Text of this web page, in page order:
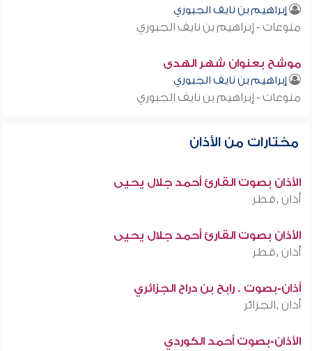
إبراهيم بن نايف الجبوري
منوعات - إبراهيم بن نايف الجبوري
موشح بعنوان شهر الهدى
إبراهيم بن نايف الجبوري
منوعات - إبراهيم بن نايف الجبوري
مختارات من الأذان
الأذان بصوت القارئ أحمد جلال يحيى
أذان ,قطر
الأذان بصوت القارئ أحمد جلال يحيى
أذان ,قطر
أذان-بصوت . رابح بن دراح الجزائري
أذان ,الجزائر
الأذان-بصوت أحمد الكوردي